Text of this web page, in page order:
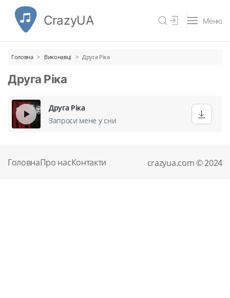
CrazyUA Меню
Головна Виконавці Друга Ріка
Друга Ріка
Друга Ріка
Запроси мене у сни
ГоловнаПро насКонтакти crazyua.com © 2024